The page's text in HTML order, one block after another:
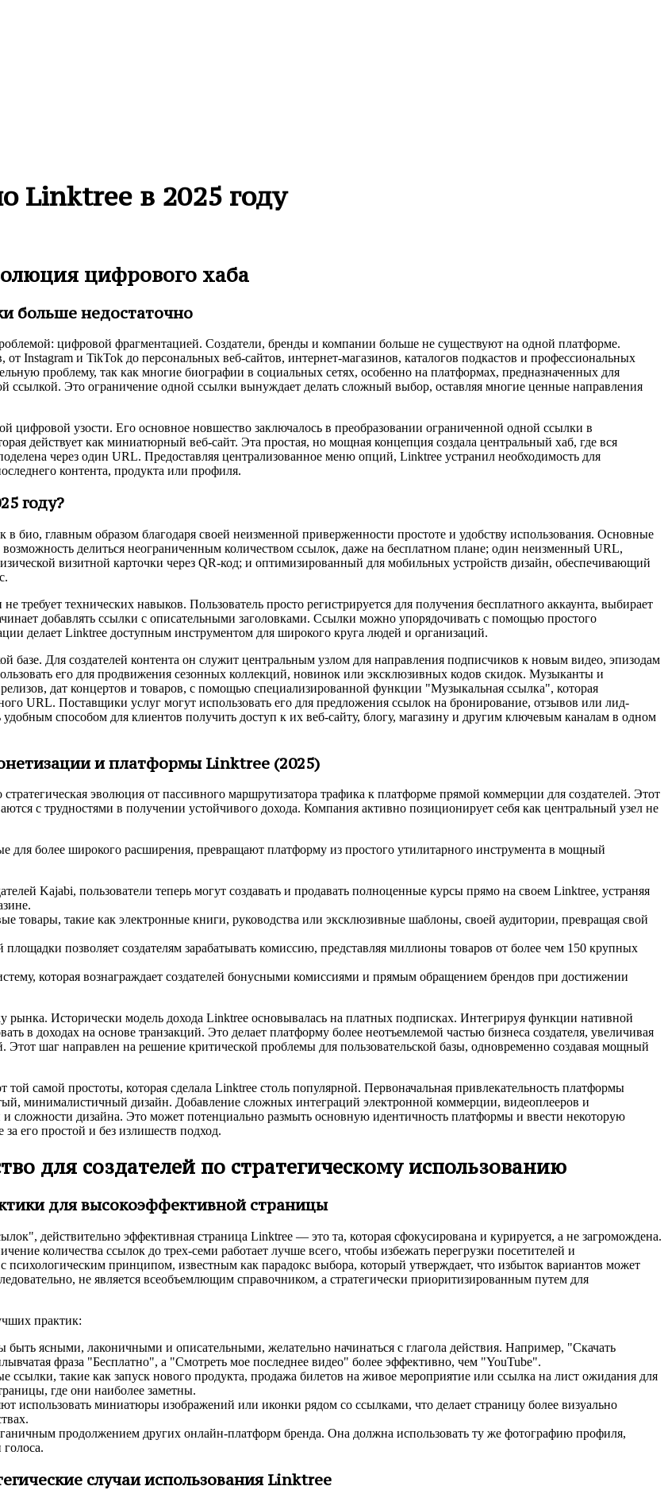
Linktree в 2025 году
цифрового хаба
больше недостаточно
цифровой фрагментацией. Создатели, бренды и компании больше не существуют на одной платформе.
Instagram и TikTok до персональных веб-сайтов, интернет-магазинов, каталогов подкастов и профессиональных
проблему, так как многие биографии в социальных сетях, особенно на платформах, предназначенных для
ссылкой. Это ограничение одной ссылки вынуждает делать сложный выбор, оставляя многие ценные направления
цифровой узости. Его основное новшество заключалось в преобразовании ограниченной одной ссылки в
действует как миниатюрный веб-сайт. Эта простая, но мощная концепция создала центральный хаб, где вся
через один URL. Предоставляя централизованное меню опций, Linktree устранил необходимость для
контента, продукта или профиля.
году?
био, главным образом благодаря своей неизменной приверженности простоте и удобству использования. Основные
делиться неограниченным количеством ссылок, даже на бесплатном плане; один неизменный URL,
визитной карточки через QR-код; и оптимизированный для мобильных устройств дизайн, обеспечивающий
требует технических навыков. Пользователь просто регистрируется для получения бесплатного аккаунта, выбирает
добавлять ссылки с описательными заголовками. Ссылки можно упорядочивать с помощью простого
делает Linktree доступным инструментом для широкого круга людей и организаций.
базе. Для создателей контента он служит центральным узлом для направления подписчиков к новым видео, эпизодам
его для продвижения сезонных коллекций, новинок или эксклюзивных кодов скидок. Музыканты и
дат концертов и товаров, с помощью специализированной функции "Музыкальная ссылка", которая
URL. Поставщики услуг могут использовать его для предложения ссылок на бронирование, отзывов или лид-
способом для клиентов получить доступ к их веб-сайту, блогу, магазину и другим ключевым каналам в одном
и платформы Linktree (2025)
эволюция от пассивного маршрутизатора трафика к платформе прямой коммерции для создателей. Этот
с трудностями в получении устойчивого дохода. Компания активно позиционирует себя как центральный узел не
более широкого расширения, превращают платформу из простого утилитарного инструмента в мощный
Kajabi, пользователи теперь могут создавать и продавать полноценные курсы прямо на своем Linktree, устраняя
товары, такие как электронные книги, руководства или эксклюзивные шаблоны, своей аудитории, превращая свой
позволяет создателям зарабатывать комиссию, представляя миллионы товаров от более чем 150 крупных
которая вознаграждает создателей бонусными комиссиями и прямым обращением брендов при достижении
рынка. Исторически модель дохода Linktree основывалась на платных подписках. Интегрируя функции нативной
в доходах на основе транзакций. Это делает платформу более неотъемлемой частью бизнеса создателя, увеличивая
шаг направлен на решение критической проблемы для пользовательской базы, одновременно создавая мощный
самой простоты, которая сделала Linktree столь популярной. Первоначальная привлекательность платформы
минималистичный дизайн. Добавление сложных интеграций электронной коммерции, видеоплееров и
сложности дизайна. Это может потенциально размыть основную идентичность платформы и ввести некоторую
его простой и без излишеств подход.
для создателей по стратегическому использованию
для высокоэффективной страницы
действительно эффективная страница Linktree — это та, которая сфокусирована и курируется, а не загромождена.
количества ссылок до трех-семи работает лучше всего, чтобы избежать перегрузки посетителей и
принципом, известным как парадокс выбора, который утверждает, что избыток вариантов может
не является всеобъемлющим справочником, а стратегически приоритизированным путем для
практик:
быть ясными, лаконичными и описательными, желательно начинаться с глагола действия. Например, "Скачать
фраза "Бесплатно", а "Смотреть мое последнее видео" более эффективно, чем "YouTube".
такие как запуск нового продукта, продажа билетов на живое мероприятие или ссылка на лист ожидания для
где они наиболее заметны.
использовать миниатюры изображений или иконки рядом со ссылками, что делает страницу более визуально
продолжением других онлайн-платформ бренда. Она должна использовать ту же фотографию профиля,
случаи использования Linktree